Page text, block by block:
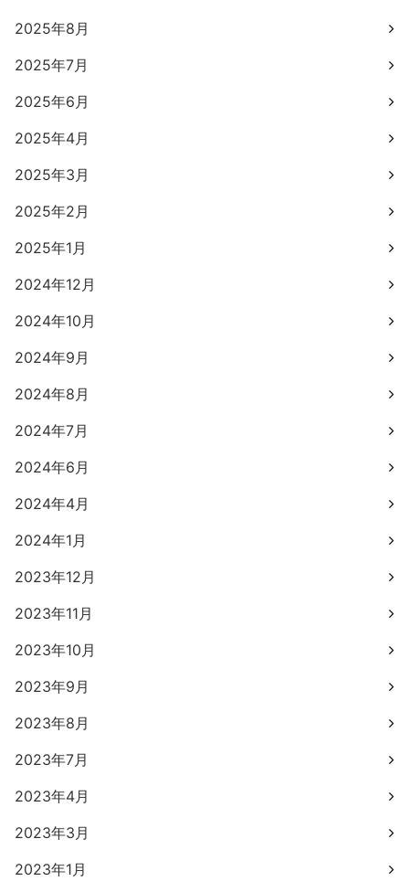
2025年8月
2025年7月
2025年6月
2025年4月
2025年3月
2025年2月
2025年1月
2024年12月
2024年10月
2024年9月
2024年8月
2024年7月
2024年6月
2024年4月
2024年1月
2023年12月
2023年11月
2023年10月
2023年9月
2023年8月
2023年7月
2023年4月
2023年3月
2023年1月